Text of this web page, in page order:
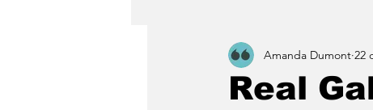
Real
Amanda Dumont 22